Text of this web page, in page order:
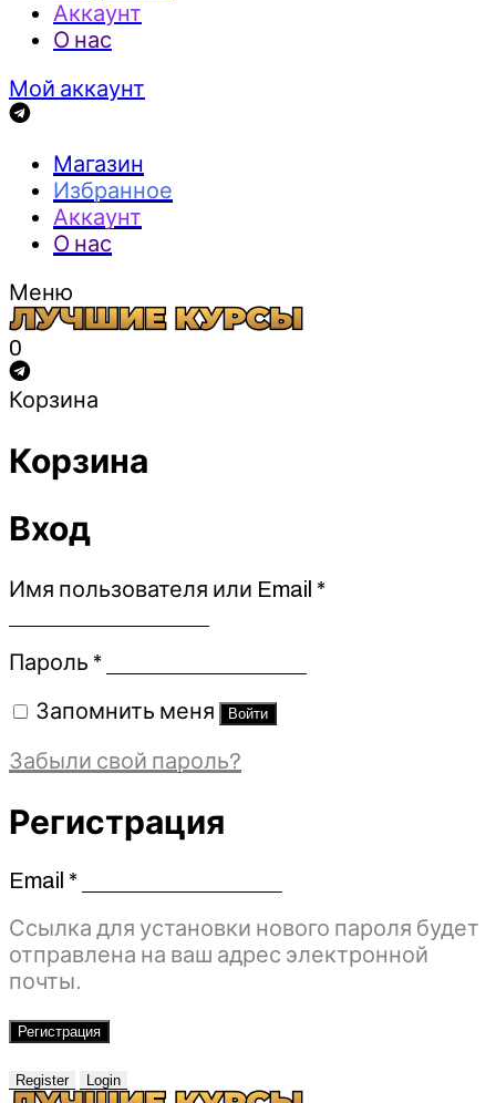
Аккаунт
О нас
Мой аккаунт
Магазин
Избранное
Аккаунт
О нас
Меню
0
Корзина
Корзина
Вход
Имя пользователя или Email *Обязательно
Пароль *Обязательно
Запомнить меня Войти
Забыли свой пароль?
Регистрация
Email *Обязательно
Ссылка для установки нового пароля будет
отправлена ​​на ваш адрес электронной
почты.
Регистрация
Register Login